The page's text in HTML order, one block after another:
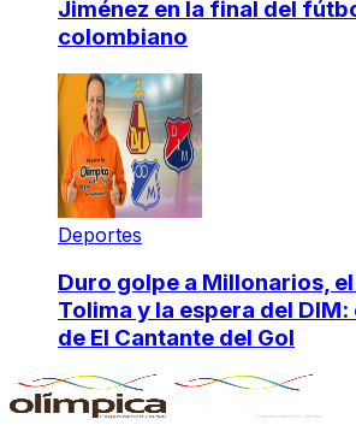
Jiménez en la final del
colombiano
Deportes
Duro golpe a Millonarios,
Tolima y la espera del DIM:
de El Cantante del Gol